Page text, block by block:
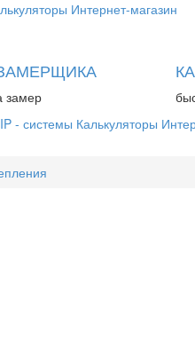
Интернет-магазин
замер
- системы Калькуляторы